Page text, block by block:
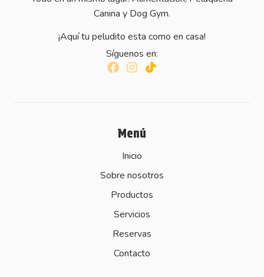
Canina y Dog Gym.
¡Aquí tu peludito esta como en casa!
Síguenos en:
Menú
Inicio
Sobre nosotros
Productos
Servicios
Reservas
Contacto